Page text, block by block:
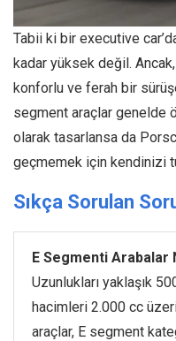
Tabii ki bir executive
kadar yüksek değil.
konforlu ve ferah bir
segment araçlar genelde
olarak tasarlansa da
geçmemek için kendinizi
Sıkça Sorulan
E Segmenti Arabalar
Uzunlukları yaklaşık
hacimleri 2.000 cc
araçlar, E segment